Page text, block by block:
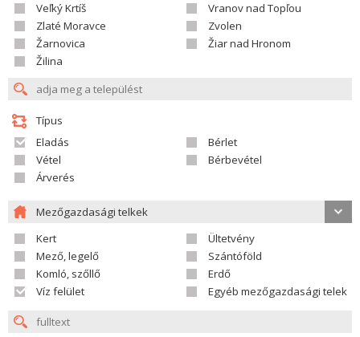
Veľký Krtíš
Vranov nad Topľou
Zlaté Moravce
Zvolen
Žarnovica
Žiar nad Hronom
Žilina
Típus
Eladás
Bérlet
Vétel
Bérbevétel
Árverés
Mezőgazdasági telkek
Kert
Ültetvény
Mező, legelő
Szántóföld
Komló, szőllő
Erdő
Víz felület
Egyéb mezőgazdasági telek